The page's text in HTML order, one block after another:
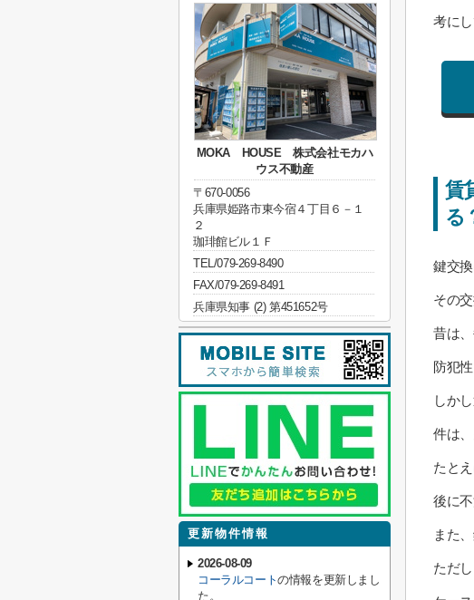
考にし
賃
る
鍵交
その
昔は
防犯
しか
件は
たと
後に
また
ただ
MOKA HOUSE 株式会社モカハ
ウス不動産
〒670-0056
兵庫県姫路市東今宿４丁目６－１
２
珈琲館ビル１Ｆ
TEL/079-269-8490
FAX/079-269-8491
兵庫県知事 (2) 第451652号
更新物件情報
2026-08-09
コーラルコートの情報を更新しまし
た。